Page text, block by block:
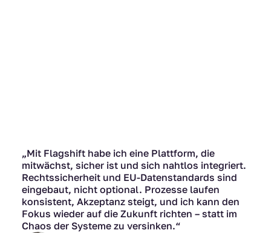
„Mit Flagshift habe ich eine Plattform, die
mitwächst, sicher ist und sich nahtlos integriert.
Rechtssicherheit und EU-Datenstandards sind
eingebaut, nicht optional. Prozesse laufen
konsistent, Akzeptanz steigt, und ich kann den
Fokus wieder auf die Zukunft richten – statt im
Chaos der Systeme zu versinken.“